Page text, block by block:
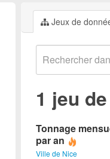
Jeux de
1 jeu
Tonnage
par an
Ville de Nice